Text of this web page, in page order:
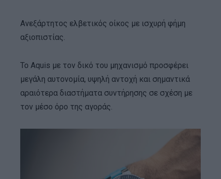
Ανεξάρτητος ελβετικός οίκος με ισχυρή φήμη
αξιοπιστίας.
Το Aquis με τον δικό του μηχανισμό προσφέρει
μεγάλη αυτονομία, υψηλή αντοχή και σημαντικά
αραιότερα διαστήματα συντήρησης σε σχέση με
τον μέσο όρο της αγοράς.